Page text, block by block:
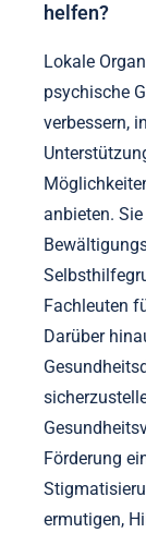
helfen?
Lokale
psychische
verbessern,
anbieten.
Fachleuten
Darüber
Förderung
ermutigen,